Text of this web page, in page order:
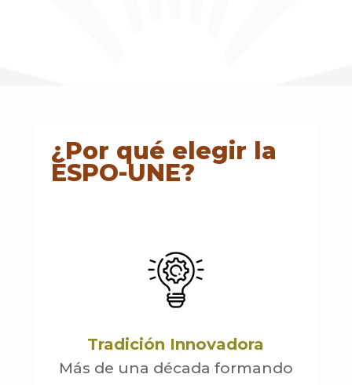
¿Por qué elegir la
ESPO-UNE?
Tradición Innovadora
Más de una década formando